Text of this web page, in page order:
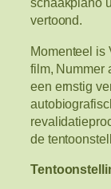
vertoond.
Momenteel is
film, Nummer
een ernstig
de